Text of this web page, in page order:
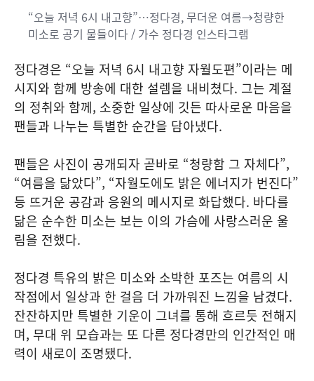
“오늘 저녁 6시 내고향”…정다경, 무더운 여름→청량한
미소로 공기 물들이다 / 가수 정다경 인스타그램
정다경은 “오늘 저녁 6시 내고향 자월도편”이라는 메
시지와 함께 방송에 대한 설렘을 내비쳤다. 그는 계절
의 정취와 함께, 소중한 일상에 깃든 따사로운 마음을
팬들과 나누는 특별한 순간을 담아냈다.
팬들은 사진이 공개되자 곧바로 “청량함 그 자체다”,
“여름을 닮았다”, “자월도에도 밝은 에너지가 번진다”
등 뜨거운 공감과 응원의 메시지로 화답했다. 바다를
닮은 순수한 미소는 보는 이의 가슴에 사랑스러운 울
림을 전했다.
정다경 특유의 밝은 미소와 소박한 포즈는 여름의 시
작점에서 일상과 한 걸음 더 가까워진 느낌을 남겼다.
잔잔하지만 특별한 기운이 그녀를 통해 흐르듯 전해지
며, 무대 위 모습과는 또 다른 정다경만의 인간적인 매
력이 새로이 조명됐다.